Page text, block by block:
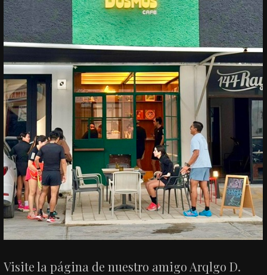
Visite la página de nuestro amigo Arqlgo D.